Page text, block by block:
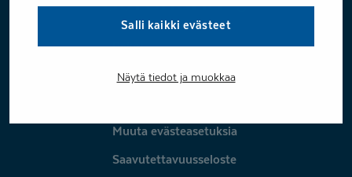
Salli kaikki evästeet
Näytä tiedot ja muokkaa
Coronaria
Rekry
Ota yhteyttä
Muuta evästeasetuksia
Saavutettavuusseloste